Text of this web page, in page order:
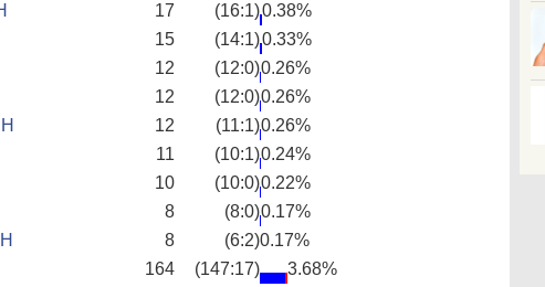
17 (16:1)0.38%
15 (14:1)0.33%
12 (12:0)0.26%
12 (12:0)0.26%
12 (11:1)0.26%
11 (10:1)0.24%
10 (10:0)0.22%
8 (8:0)0.17%
8 (6:2)0.17%
164 (147:17)
3.68%